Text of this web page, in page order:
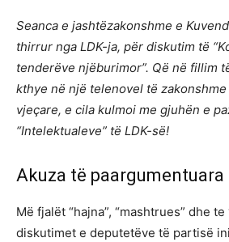
Seanca e jashtëzakonshme e
thirrur nga LDK-ja, për diskutim të
tenderëve njëburimor”. Që në fillim
kthye në një telenovel të
vjeçare, e cila kulmoi me gjuhën e
“Intelektualeve” të LDK-së!
Akuza të paargumentuara
Më fjalët “hajna”, “mashtrues” dhe
diskutimet e deputetëve të partisë